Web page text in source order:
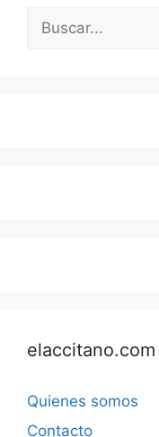
elaccitano.com
Quienes somos
Contacto